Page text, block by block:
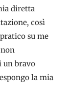
diretta
così
su me
un bravo
la mia